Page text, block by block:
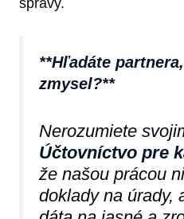
správy.
**Hľadáte
zmysel?**
Nerozumiete
Účtovníctvo pre
že našou prácou
doklady na úrady,